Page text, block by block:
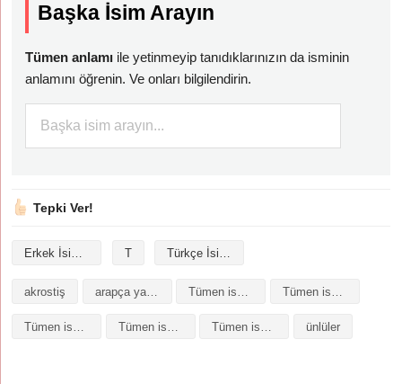
Başka İsim Arayın
Tümen anlamı ile yetinmeyip tanıdıklarınızın da isminin
anlamını öğrenin. Ve onları bilgilendirin.
Tepki Ver!
Erkek İsimleri T Türkçe İsimler
akrostiş arapça yazılışı
Tümen isminin baş harfleriyle şiir Tümen isminin kökeni Tümen isminin numerolojisi ünlüler